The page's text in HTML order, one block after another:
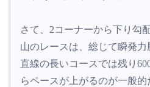
さて、2コーナーから下り勾
山のレースは、総じて瞬発力
直線の長いコースでは残り
らペースが上がるのが一般